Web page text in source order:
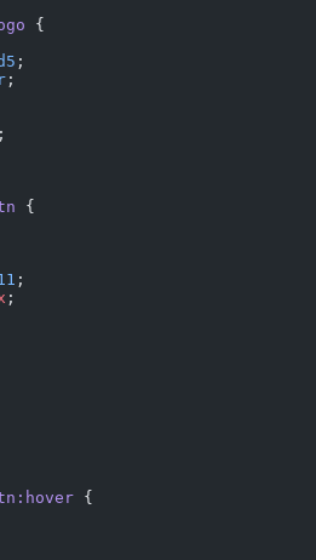
{
;
;
;
{
;
;
{